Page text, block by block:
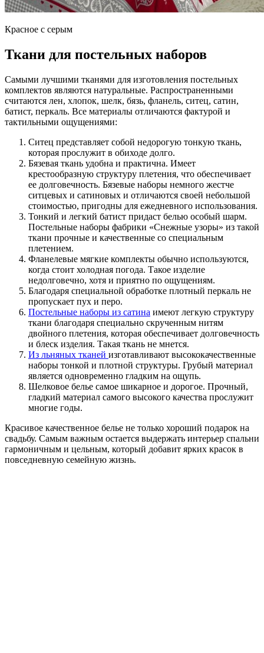
Красное с серым
Ткани для постельных наборов
Самыми лучшими тканями для изготовления постельных
комплектов являются натуральные. Распространенными
считаются лен, хлопок, шелк, бязь, фланель, ситец, сатин,
батист, перкаль. Все материалы отличаются фактурой и
тактильными ощущениями:
Ситец представляет собой недорогую тонкую ткань,
которая прослужит в обиходе долго.
Бязевая ткань удобна и практична. Имеет
крестообразную структуру плетения, что обеспечивает
ее долговечность. Бязевые наборы немного жестче
ситцевых и сатиновых и отличаются своей небольшой
стоимостью, пригодны для ежедневного использования.
Тонкий и легкий батист придаст белью особый шарм.
Постельные наборы фабрики «Снежные узоры» из такой
ткани прочные и качественные со специальным
плетением.
Фланелевые мягкие комплекты обычно используются,
когда стоит холодная погода. Такое изделие
недолговечно, хотя и приятно по ощущениям.
Благодаря специальной обработке плотный перкаль не
пропускает пух и перо.
Постельные наборы из сатина имеют легкую структуру
ткани благодаря специально скрученным нитям
двойного плетения, которая обеспечивает долговечность
и блеск изделия. Такая ткань не мнется.
Из льняных тканей изготавливают высококачественные
наборы тонкой и плотной структуры. Грубый материал
является одновременно гладким на ощупь.
Шелковое белье самое шикарное и дорогое. Прочный,
гладкий материал самого высокого качества прослужит
многие годы.
Красивое качественное белье не только хороший подарок на
свадьбу. Самым важным остается выдержать интерьер спальни
гармоничным и цельным, который добавит ярких красок в
повседневную семейную жизнь.